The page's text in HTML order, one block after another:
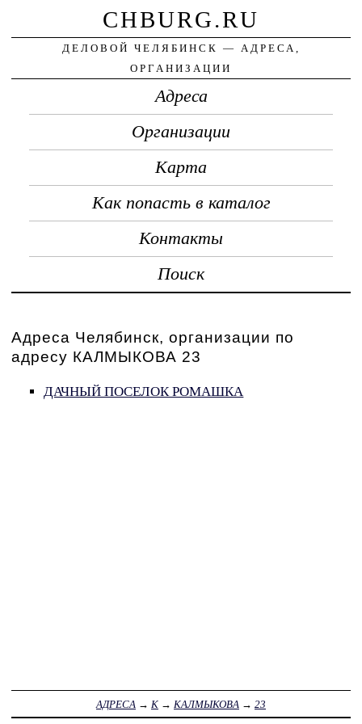
CHBURG.RU
ДЕЛОВОЙ ЧЕЛЯБИНСК — АДРЕСА,
ОРГАНИЗАЦИИ
Адреса
Организации
Карта
Как попасть в каталог
Контакты
Поиск
Адреса Челябинск, организации по
адресу КАЛМЫКОВА 23
ДАЧНЫЙ ПОСЕЛОК РОМАШКА
АДРЕСА → К → КАЛМЫКОВА → 23